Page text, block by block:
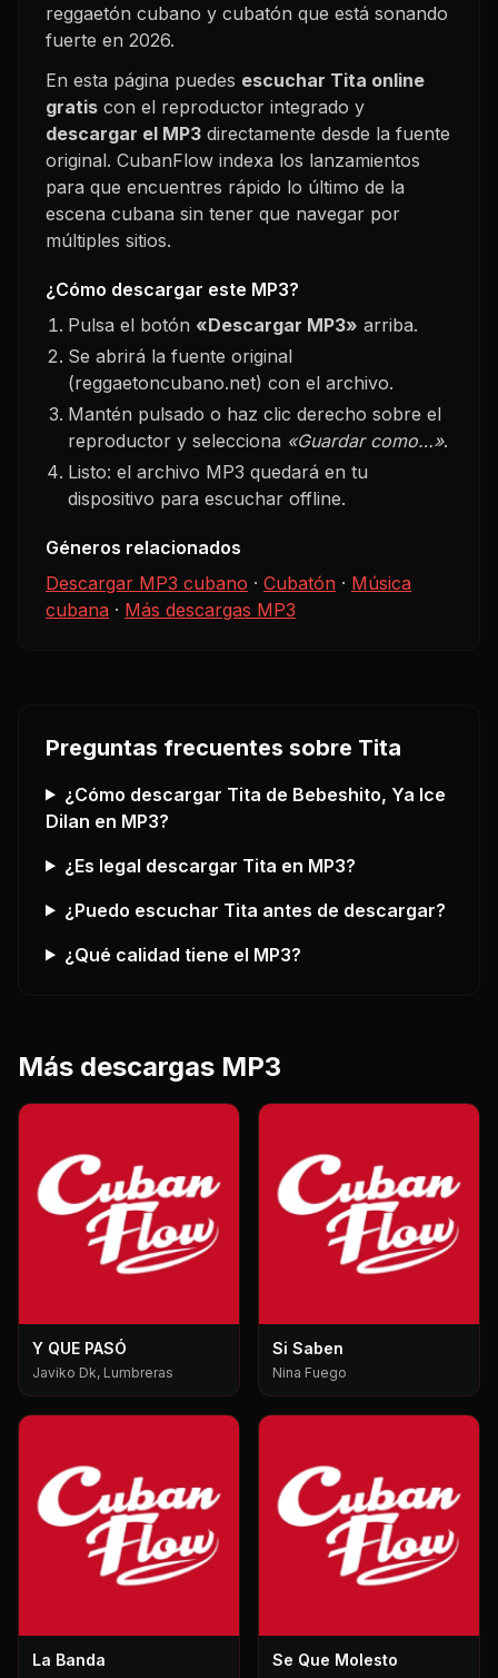
reggaetón cubano y cubatón que está sonando
fuerte en 2026.
En esta página puedes escuchar Tita online
gratis con el reproductor integrado y
descargar el MP3 directamente desde la fuente
original. CubanFlow indexa los lanzamientos
para que encuentres rápido lo último de la
escena cubana sin tener que navegar por
múltiples sitios.
¿Cómo descargar este MP3?
Pulsa el botón «Descargar MP3» arriba.
Se abrirá la fuente original
(reggaetoncubano.net) con el archivo.
Mantén pulsado o haz clic derecho sobre el
reproductor y selecciona «Guardar como…».
Listo: el archivo MP3 quedará en tu
dispositivo para escuchar offline.
Géneros relacionados
Descargar MP3 cubano · Cubatón · Música
cubana · Más descargas MP3
Preguntas frecuentes sobre Tita
¿Cómo descargar Tita de Bebeshito, Ya Ice
Dilan en MP3?
¿Es legal descargar Tita en MP3?
¿Puedo escuchar Tita antes de descargar?
¿Qué calidad tiene el MP3?
Más descargas MP3
Y QUE PASÓ
Javiko Dk, Lumbreras
Si Saben
Nina Fuego
La Banda Se Que Molesto